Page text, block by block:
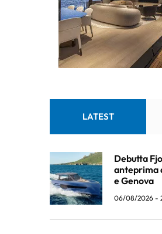
LATEST
Debutta
anteprima
e Genova
06/08/2026 -